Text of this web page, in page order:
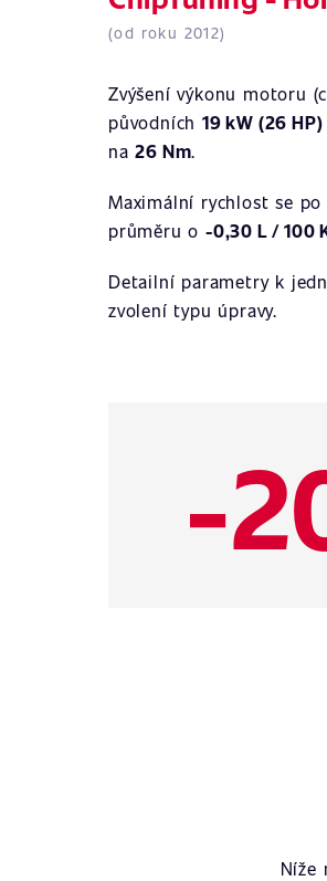
(od roku 2012)
Zvýšení výkonu motoru
původních19 kW (26 HP)
na26 Nm.
Maximální rychlost se po
průměru o-0,30 L / 100
Detailní parametry k
zvolení typu úpravy.
-
Níže